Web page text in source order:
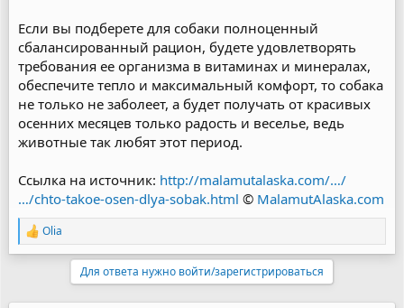
Если вы подберете для собаки полноценный
сбалансированный рацион, будете удовлетворять
требования ее организма в витаминах и минералах,
обеспечите тепло и максимальный комфорт, то собака
не только не заболеет, а будет получать от красивых
осенних месяцев только радость и веселье, ведь
животные так любят этот период.
Ссылка на источник: http://malamutalaska.com/…/
…/chto-takoe-osen-dlya-sobak.html © MalamutAlaska.com
Р
е
Olia
Для ответа нужно войти/зарегистрироваться